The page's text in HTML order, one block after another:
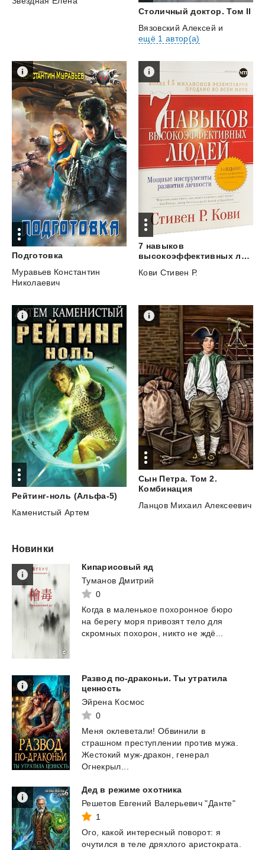
Столичный доктор. Том II
Вязовский Алексей и
ещё 1 автор(а)
Подготовка
Муравьев Константин
Николаевич
7 навыков
высокоэффективных людей. Мощные инструменты развития личности
Кови Стивен Р.
Рейтинг-ноль (Альфа-5)
Каменистый Артем
Сын Петра. Том 2.
Комбинация
Ланцов Михаил Алексеевич
Новинки
Кипарисовый яд
Туманов Дмитрий
0
Когда в маленькое похоронное бюро
на берегу моря привозят тело для
скромных похорон, никто не ждё...
Развод по-драконьи. Ты утратила
ценность
Эйрена Космос
0
Меня оклеветали! Обвинили в
страшном преступлении против мужа.
Жестокий муж-дракон, генерал
Огнекрыл...
Дед в режиме охотника
Решетов Евгений Валерьевич "Данте"
1
Ого,
какой интересный поворот: я
очутился в теле дряхлого аристократа.